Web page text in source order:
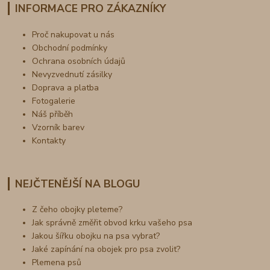
INFORMACE PRO ZÁKAZNÍKY
Proč nakupovat u nás
Obchodní podmínky
Ochrana osobních údajů
Nevyzvednutí zásilky
Doprava a platba
Fotogalerie
Náš příběh
Vzorník barev
Kontakty
NEJČTENĚJŠÍ NA BLOGU
Z čeho obojky pleteme?
Jak správně změřit obvod krku vašeho psa
Jakou šířku obojku na psa vybrat?
Jaké zapínání na obojek pro psa zvolit?
Plemena psů